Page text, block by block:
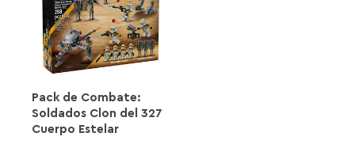
Pack de Combate:
Soldados Clon del 327
Cuerpo Estelar